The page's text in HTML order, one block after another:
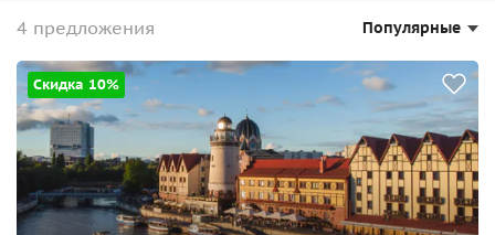
4 предложения Популярные
Скидка 10%